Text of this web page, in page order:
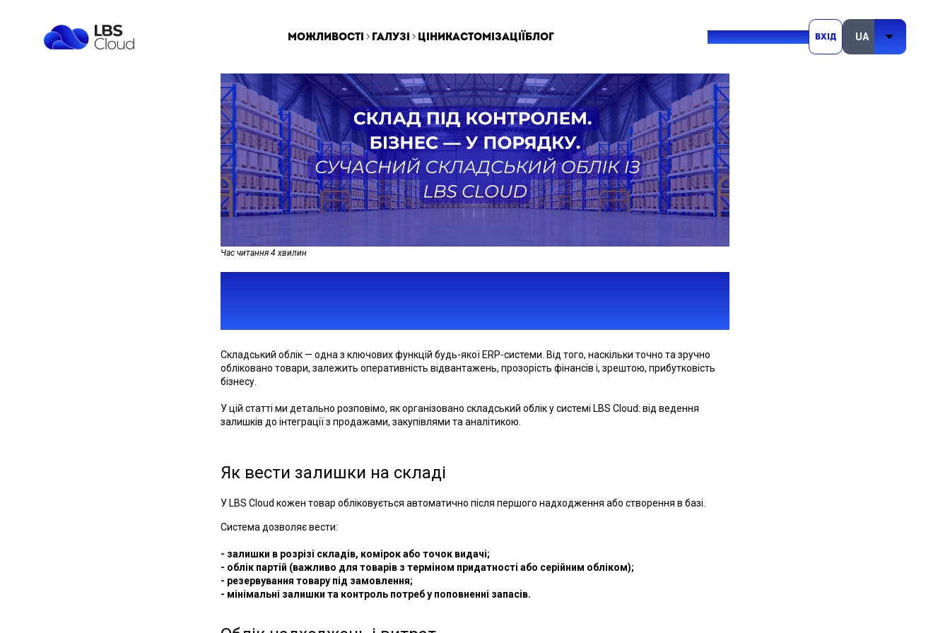
можливості Галузі ціникастомізаціїблог +380 (73) 416 54 69 Вхід
Час читання 4 хвилин
Складський облік — одна з ключових функцій будь-якої ERP-системи. Від того, наскільки точно та зручно
обліковано товари, залежить оперативність відвантажень, прозорість фінансів і, зрештою, прибутковість
бізнесу.
У цій статті ми детально розповімо, як організовано складський облік у системі LBS Cloud: від ведення
залишків до інтеграції з продажами, закупівлями та аналітикою.
Як вести залишки на складі
У LBS Cloud кожен товар обліковується автоматично після першого надходження або створення в базі.
Система дозволяє вести:
- залишки в розрізі складів, комірок або точок видачі;
- облік партій (важливо для товарів з терміном придатності або серійним обліком);
- резервування товару під замовлення;
- мінімальні залишки та контроль потреб у поповненні запасів.